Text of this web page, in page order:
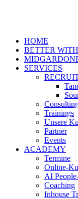
HOME
BETTER
SERVICES
Trainings
Unsere
Partner
Events
ACADEMY
Termine
Online-
AI
Coaching
Inhouse